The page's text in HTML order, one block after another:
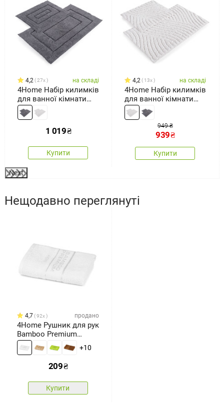
4,2 27x на складі
4Home Набір килимків
для ванної кімнати
Retta, 50 x 60 см, 60 x
100 см
1 019₴
Купити
4,2 13x на складі
4Home Набір килимків
для ванної кімнати
Welle, 50 x 60 см, 60 x
100 см
949 ₴
939₴
Купити
Next
Нещодавно переглянуті
4,7 92x продано
4Home Рушник для рук
Bamboo Premium
білий, 50 x 100 см
+10
209₴
Купити